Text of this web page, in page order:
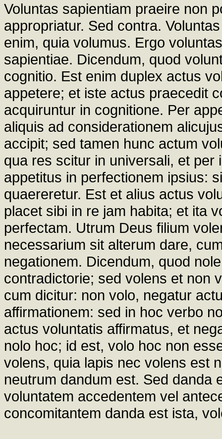
Voluntas sapientiam praeire non
appropriatur. Sed contra.
enim, quia volumus. Ergo
sapientiae. Dicendum, quod
cognitio. Est enim duplex actus
appetere; et iste actus praecedit
acquiruntur in cognitione. Per
aliquis ad considerationem
accipit; sed tamen hunc actum
qua res scitur in universali, et per
appetitus in perfectionem ipsius:
quaereretur. Est et alius actus
placet sibi in re jam habita; et ita
perfectam. Utrum Deus filium
necessarium sit alterum dare,
negationem. Dicendum, quod
contradictorie; sed volens et non
cum dicitur: non volo, negatur
affirmationem: sed in hoc verbo
actus voluntatis affirmatus, et
nolo hoc; id est, volo hoc non
volens, quia lapis nec volens est
neutrum dandum est. Sed danda
voluntatem accedentem vel
concomitantem danda est ista,